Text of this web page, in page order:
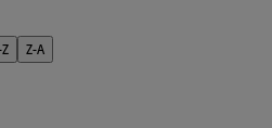
Z-A